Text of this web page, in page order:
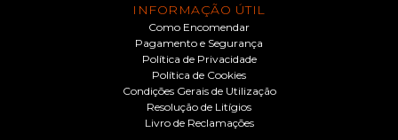
INFORMAÇÃO ÚTIL
Como Encomendar
Pagamento e Segurança
Política de Privacidade
Política de Cookies
Condições Gerais de Utilização
Resolução de Litígios
Livro de Reclamações